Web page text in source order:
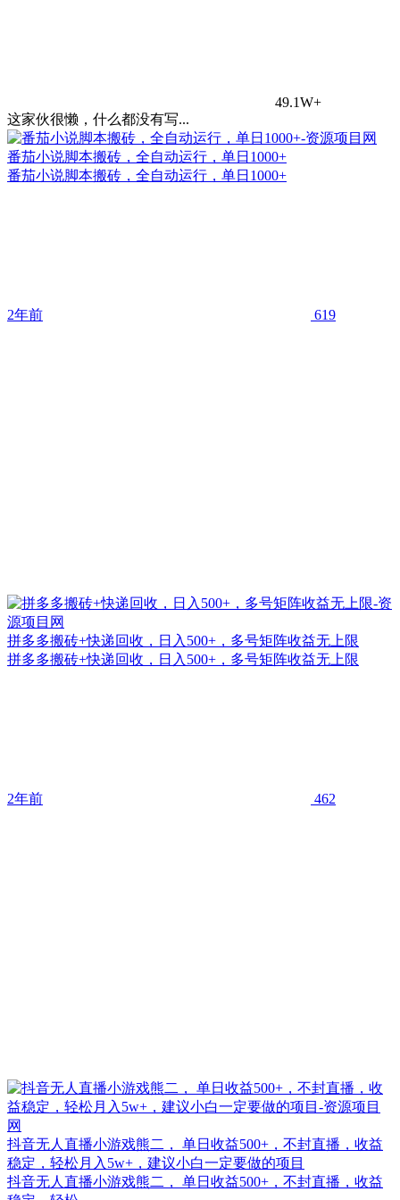
49.1W+
这家伙很懒，什么都没有写...
番茄小说脚本搬砖，全自动运行，单日1000+
番茄小说脚本搬砖，全自动运行，单日1000+
2年前 619
拼多多搬砖+快递回收，日入500+，多号矩阵收益无上限
拼多多搬砖+快递回收，日入500+，多号矩阵收益无上限
2年前 462
抖音无人直播小游戏熊二， 单日收益500+，不封直播，收益
稳定，轻松月入5w+，建议小白一定要做的项目
抖音无人直播小游戏熊二， 单日收益500+，不封直播，收益